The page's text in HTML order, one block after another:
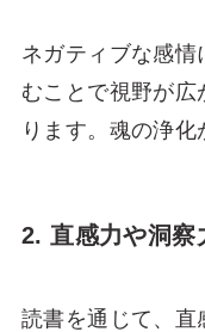
ネガティブな感
むことで視野が広
ります。魂の浄化
2. 直感力や洞察
読書を通じて、直